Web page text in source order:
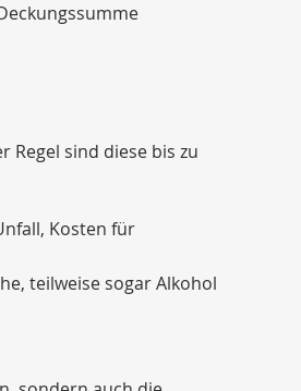
Regel sind diese bis zu
Kosten für
teilweise sogar Alkohol